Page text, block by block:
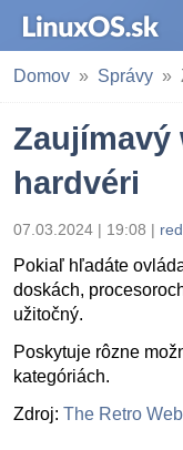
Domov Správy
Zaujímavý
hardvéri
07.03.2024 | 19:08 |
Pokiaľ hľadáte
doskách,
užitočný.
Poskytuje rôzne
kategóriách.
Zdroj: The Retro Web